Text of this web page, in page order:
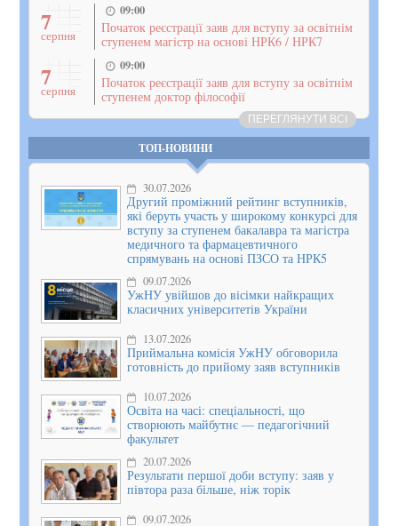
7
серпня
09:00
Початок реєстрації заяв для вступу за освітнім
ступенем магістр на основі НРК6 / НРК7
7
серпня
09:00
Початок реєстрації заяв для вступу за освітнім
ступенем доктор філософії
ПЕРЕГЛЯНУТИ ВСІ
ТОП-НОВИНИ
30.07.2026
Другий проміжний рейтинг вступників,
які беруть участь у широкому конкурсі для
вступу за ступенем бакалавра та магістра
медичного та фармацевтичного
спрямувань на основі ПЗСО та НРК5
09.07.2026
УжНУ увійшов до вісімки найкращих
класичних університетів України
13.07.2026
Приймальна комісія УжНУ обговорила
готовність до прийому заяв вступників
10.07.2026
Освіта на часі: спеціальності, що
створюють майбутнє — педагогічний
факультет
20.07.2026
Результати першої доби вступу: заяв у
півтора раза більше, ніж торік
09.07.2026